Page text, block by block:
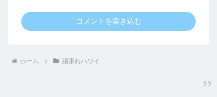
コメントを書き込む
ホーム 頑張れハワイ